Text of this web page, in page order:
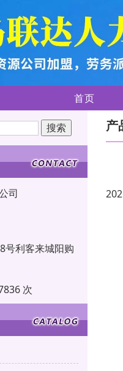
首页
司
号利客来城阳购
次
产